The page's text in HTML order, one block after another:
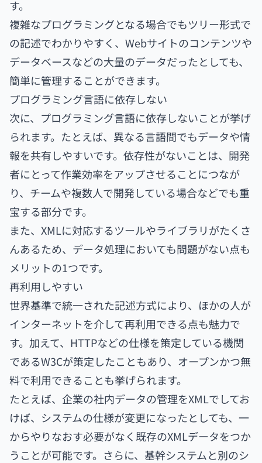
す。
複雑なプログラミングとなる場合でもツリー形式で
の記述でわかりやすく、Webサイトのコンテンツや
データベースなどの大量のデータだったとしても、
簡単に管理することができます。
プログラミング言語に依存しない
次に、プログラミング言語に依存しないことが挙げ
られます。たとえば、異なる言語間でもデータや情
報を共有しやすいです。依存性がないことは、開発
者にとって作業効率をアップさせることにつなが
り、チームや複数人で開発している場合などでも重
宝する部分です。
また、XMLに対応するツールやライブラリがたくさ
んあるため、データ処理においても問題がない点も
メリットの1つです。
再利用しやすい
世界基準で統一された記述方式により、ほかの人が
インターネットを介して再利用できる点も魅力で
す。加えて、HTTPなどの仕様を策定している機関
であるW3Cが策定したこともあり、オープンかつ無
料で利用できることも挙げられます。
たとえば、企業の社内データの管理をXMLでしてお
けば、システムの仕様が変更になったとしても、一
からやりなおす必要がなく既存のXMLデータをつか
うことが可能です。さらに、基幹システムと別のシ